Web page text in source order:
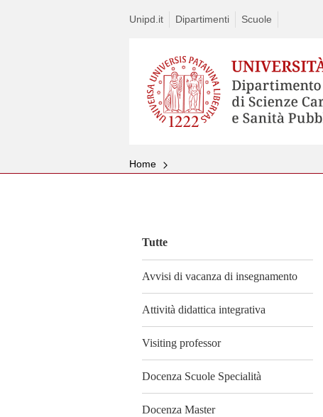
Unipd.it Dipartimenti Scuole
Home
Tutte
Avvisi di vacanza di insegnamento
Attività didattica integrativa
Visiting professor
Docenza Scuole Specialità
Docenza Master